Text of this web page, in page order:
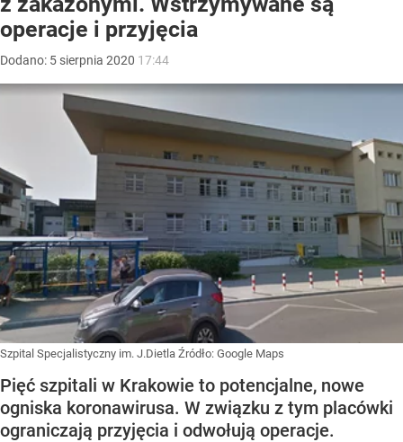
operacje i przyjęcia
Dodano: 5 sierpnia 2020 17:44
Szpital Specjalistyczny im. J.Dietla Źródło: Google Maps
Pięć szpitali w Krakowie to potencjalne, nowe
ogniska koronawirusa. W związku z tym placówki
ograniczają przyjęcia i odwołują operacje.